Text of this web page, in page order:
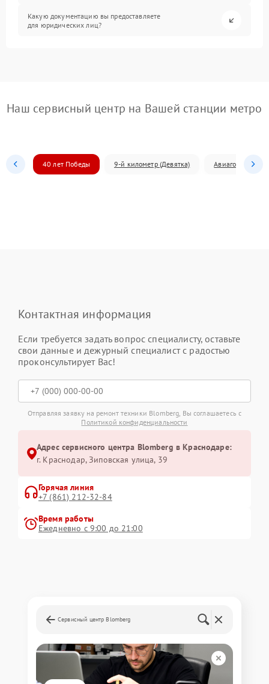
Какую документацию вы предоставляете
для юридических лиц?
Наш сервисный центр на Вашей станции метро
40 лет Победы 9-й километр (Девятка) Авиагородок
Контактная информация
Если требуется задать вопрос специалисту, оставьте
свои данные и дежурный специалист с радостью
проконсультирует Вас!
Отправляя заявку на ремонт техники Blomberg, Вы соглашаетесь с
Политикой конфиденциальности
Адрес сервисного центра Blomberg в Краснодаре:
г. Краснодар, Зиповская улица, 39
Горячая линия
+7 (861) 212-32-84
Время работы
Ежедневно с 9:00 до 21:00
Сервисный центр Blomberg